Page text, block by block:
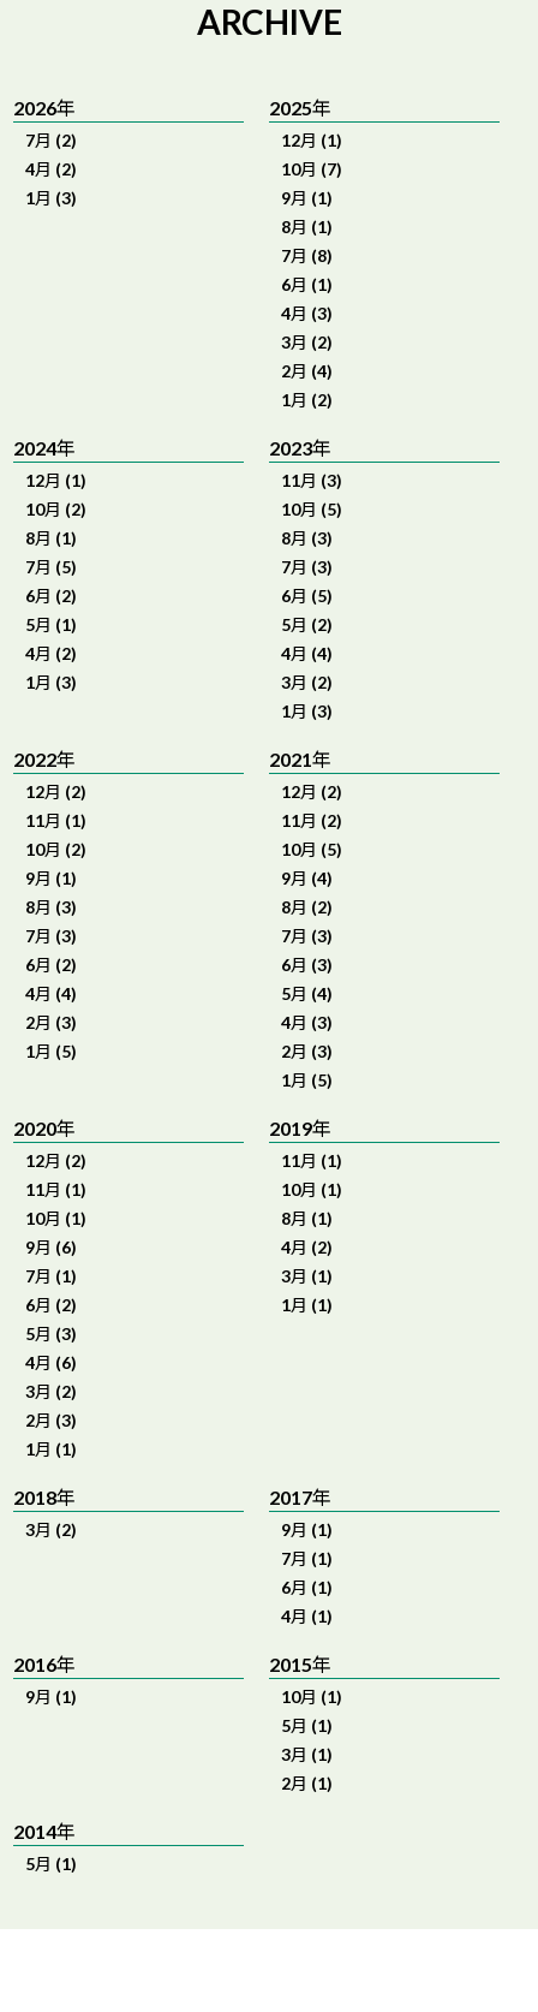
ARCHIVE
2026年
7月 (2)
4月 (2)
1月 (3)
2025年
12月 (1)
10月 (7)
9月 (1)
8月 (1)
7月 (8)
6月 (1)
4月 (3)
3月 (2)
2月 (4)
1月 (2)
2024年
12月 (1)
10月 (2)
8月 (1)
7月 (5)
6月 (2)
5月 (1)
4月 (2)
1月 (3)
2023年
11月 (3)
10月 (5)
8月 (3)
7月 (3)
6月 (5)
5月 (2)
4月 (4)
3月 (2)
1月 (3)
2022年
12月 (2)
11月 (1)
10月 (2)
9月 (1)
8月 (3)
7月 (3)
6月 (2)
4月 (4)
2月 (3)
1月 (5)
2021年
12月 (2)
11月 (2)
10月 (5)
9月 (4)
8月 (2)
7月 (3)
6月 (3)
5月 (4)
4月 (3)
2月 (3)
1月 (5)
2020年
12月 (2)
11月 (1)
10月 (1)
9月 (6)
7月 (1)
6月 (2)
5月 (3)
4月 (6)
3月 (2)
2月 (3)
1月 (1)
2019年
11月 (1)
10月 (1)
8月 (1)
4月 (2)
3月 (1)
1月 (1)
2018年
3月 (2)
2017年
9月 (1)
7月 (1)
6月 (1)
4月 (1)
2016年
9月 (1)
2015年
10月 (1)
5月 (1)
3月 (1)
2月 (1)
2014年
5月 (1)